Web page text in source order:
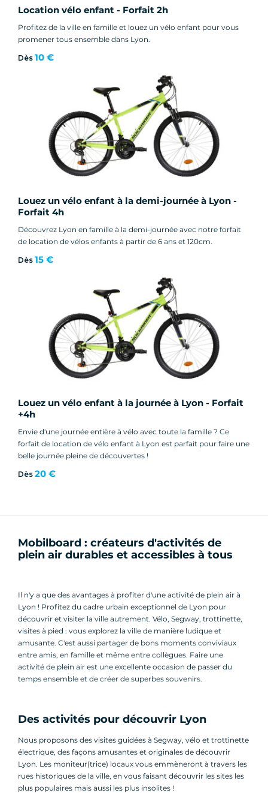
Location vélo enfant - Forfait 2h
Profitez de la ville en famille et louez un vélo enfant pour vous
promener tous ensemble dans Lyon.
Dès 10 €
Louez un vélo enfant à la demi-journée à Lyon -
Forfait 4h
Découvrez Lyon en famille à la demi-journée avec notre forfait
de location de vélos enfants à partir de 6 ans et 120cm.
Dès 15 €
Louez un vélo enfant à la journée à Lyon - Forfait
+4h
Envie d'une journée entière à vélo avec toute la famille ? Ce
forfait de location de vélo enfant à Lyon est parfait pour faire une
belle journée pleine de découvertes !
Dès 20 €
Mobilboard : créateurs d'activités de
plein air durables et accessibles à tous
Il n'y a que des avantages à profiter d'une activité de plein air à
Lyon ! Profitez du cadre urbain exceptionnel de Lyon pour
découvrir et visiter la ville autrement. Vélo, Segway, trottinette,
visites à pied : vous explorez la ville de manière ludique et
amusante. C'est aussi partager de bons moments conviviaux
entre amis, en famille et même entre collègues. Faire une
activité de plein air est une excellente occasion de passer du
temps ensemble et de créer de superbes souvenirs.
Des activités pour découvrir Lyon
Nous proposons des visites guidées à Segway, vélo et trottinette
électrique, des façons amusantes et originales de découvrir
Lyon. Les moniteur(trice) locaux vous emmèneront à travers les
rues historiques de la ville, en vous faisant découvrir les sites les
plus populaires mais aussi les plus insolites !